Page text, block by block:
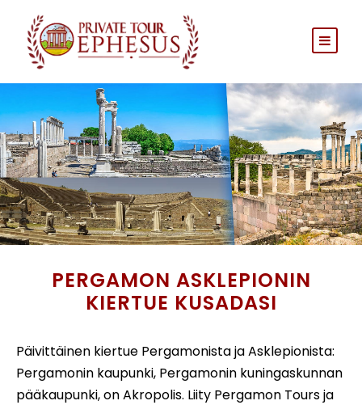
PERGAMON ASKLEPIONIN
KIERTUE KUSADASI
Päivittäinen kiertue Pergamonista ja Asklepionista:
Pergamonin kaupunki, Pergamonin kuningaskunnan
pääkaupunki, on Akropolis. Liity Pergamon Tours ja